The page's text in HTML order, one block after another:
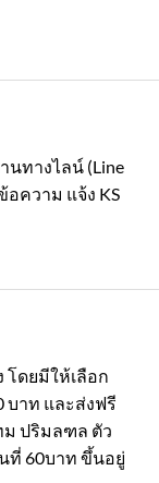
ทางไลน์ (Line
อความ แจ้ง KS
โดยมีให้เลือก
บาท และส่งฟรี
ม ปริมลฑล ตัว
ที่ 60บาท ขึ้นอยู่